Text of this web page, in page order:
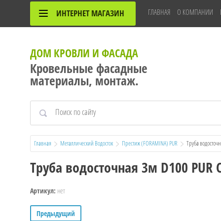
ИНТЕРНЕТ МАГАЗИН ГЛАВНАЯ О КОМПАНИИ
ДОМ КРОВЛИ И ФАСАДА
Кровельные фасадные
материалы, монтаж.
Главная Металлический Водосток Престиж (FORAMINA) PUR
Труба
Труба водосточная 3м D100
Артикул: нет
Предыдущий